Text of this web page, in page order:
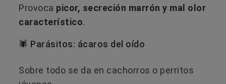
Provoca picor, secreción marrón y mal olor
característico.
🕷️ Parásitos: ácaros del oído
Sobre todo se da en cachorros o perritos